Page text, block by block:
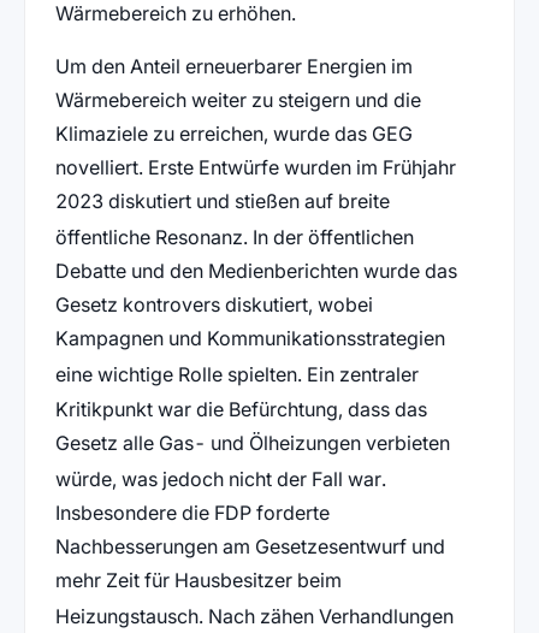
Wärmebereich zu erhöhen.
Um den Anteil erneuerbarer Energien im
Wärmebereich weiter zu steigern und die
Klimaziele zu erreichen, wurde das GEG
novelliert. Erste Entwürfe wurden im Frühjahr
2023 diskutiert und stießen auf breite
öffentliche Resonanz. In der öffentlichen
Debatte und den Medienberichten wurde das
Gesetz kontrovers diskutiert, wobei
Kampagnen und Kommunikationsstrategien
eine wichtige Rolle spielten. Ein zentraler
Kritikpunkt war die Befürchtung, dass das
Gesetz alle Gas- und Ölheizungen verbieten
würde, was jedoch nicht der Fall war.
Insbesondere die FDP forderte
Nachbesserungen am Gesetzesentwurf und
mehr Zeit für Hausbesitzer beim
Heizungstausch. Nach zähen Verhandlungen